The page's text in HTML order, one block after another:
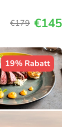
€179 €145
19% Rabatt